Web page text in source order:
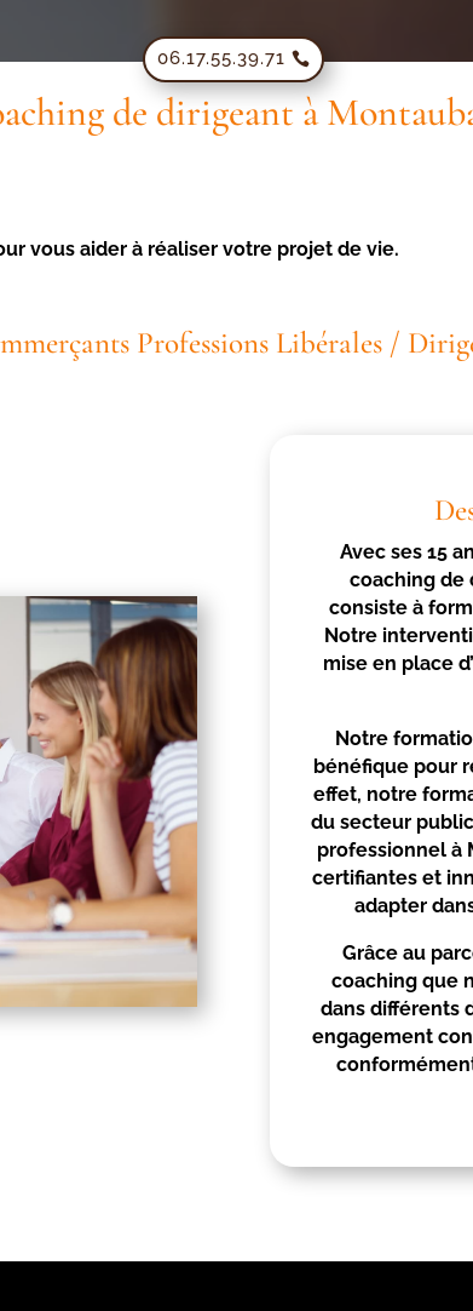
06.17.55.39.71
de dirigeant à
vous aider à réaliser votre projet de vie.
Professions Libérales /
Avec ses 15
coaching de
consiste à
Notre
mise en place
Notre
bénéfique pour
effet, notre
du secteur
professionnel à
certifiantes et
adapter
Grâce au
coaching que
dans différents
engagement